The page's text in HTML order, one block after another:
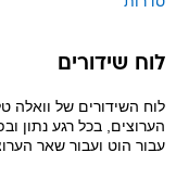
לוח שידורים
לוח השידורים של וואלה
הערוצים, בכל רגע נתון
עבור הוט ועבור שאר